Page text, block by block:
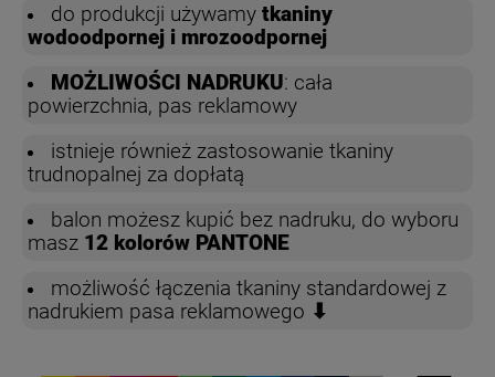
do produkcji używamy tkaniny
wodoodpornej i mrozoodpornej
MOŻLIWOŚCI NADRUKU: cała
powierzchnia, pas reklamowy
istnieje również zastosowanie tkaniny
trudnopalnej za dopłatą
balon możesz kupić bez nadruku, do wyboru
masz 12 kolorów PANTONE
możliwość łączenia tkaniny standardowej z
nadrukiem pasa reklamowego ⬇